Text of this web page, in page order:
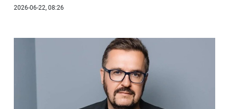
2026-06-22, 08:26